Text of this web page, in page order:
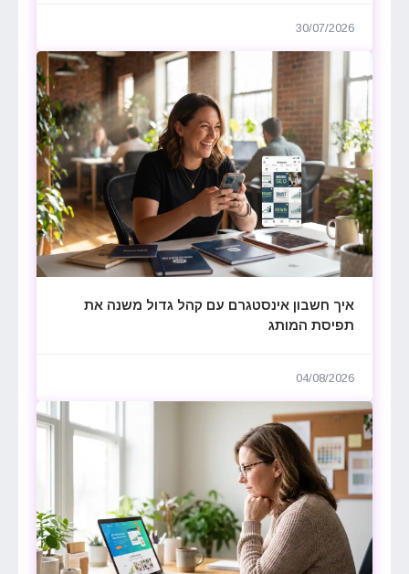
30/07/2026
איך חשבון אינסטגרם עם קהל גדול משנה את
תפיסת המותג
04/08/2026